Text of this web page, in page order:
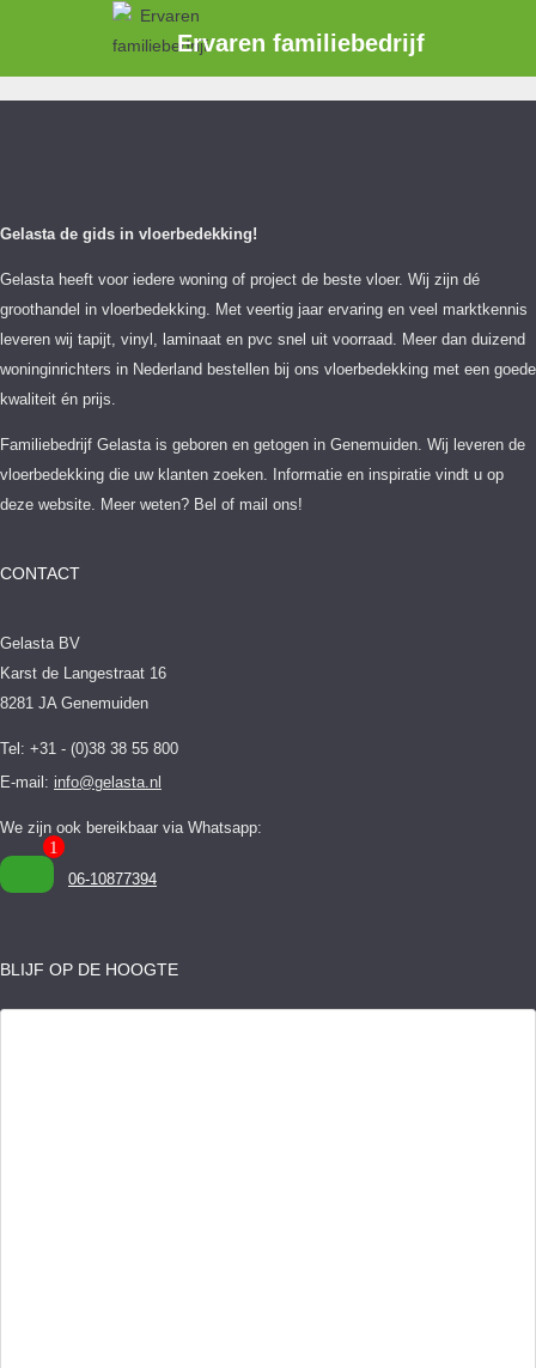
Ervaren familiebedrijf
Gelasta de gids in vloerbedekking!
Gelasta heeft voor iedere woning of project de beste vloer. Wij zijn dé
groothandel in vloerbedekking. Met veertig jaar ervaring en veel marktkennis
leveren wij tapijt, vinyl, laminaat en pvc snel uit voorraad. Meer dan duizend
woninginrichters in Nederland bestellen bij ons vloerbedekking met een goede
kwaliteit én prijs.
Familiebedrijf Gelasta is geboren en getogen in Genemuiden. Wij leveren de
vloerbedekking die uw klanten zoeken. Informatie en inspiratie vindt u op
deze website. Meer weten? Bel of mail ons!
CONTACT
Gelasta BV
Karst de Langestraat 16
8281 JA Genemuiden
Tel: +31 - (0)38 38 55 800
E-mail: info@gelasta.nl
We zijn ook bereikbaar via Whatsapp:
06-10877394
BLIJF OP DE HOOGTE